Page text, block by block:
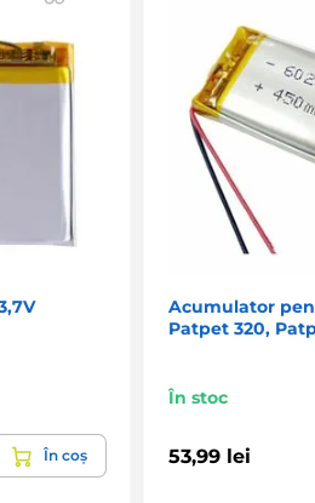
caracter ilustrativ.
În coș
Acumulator
Patpet 320,
În stoc
53,99 lei